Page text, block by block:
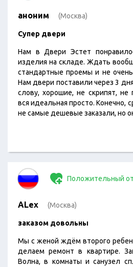
аноним (Москва)
Супер двери
Нам в Двери Эстет
изделия на складе. Ждать
стандартные проемы и не
Нам двери поставили через 3
слову, хорошие, не скрипят, не
вся идеальная просто. Конечно,
не самые дешевые заказали, но
Положительный
ALex (Москва)
заказом довольны
Мы с женой ждём второго
делаем ремонт в квартире.
Волна, в комнаты и санузел